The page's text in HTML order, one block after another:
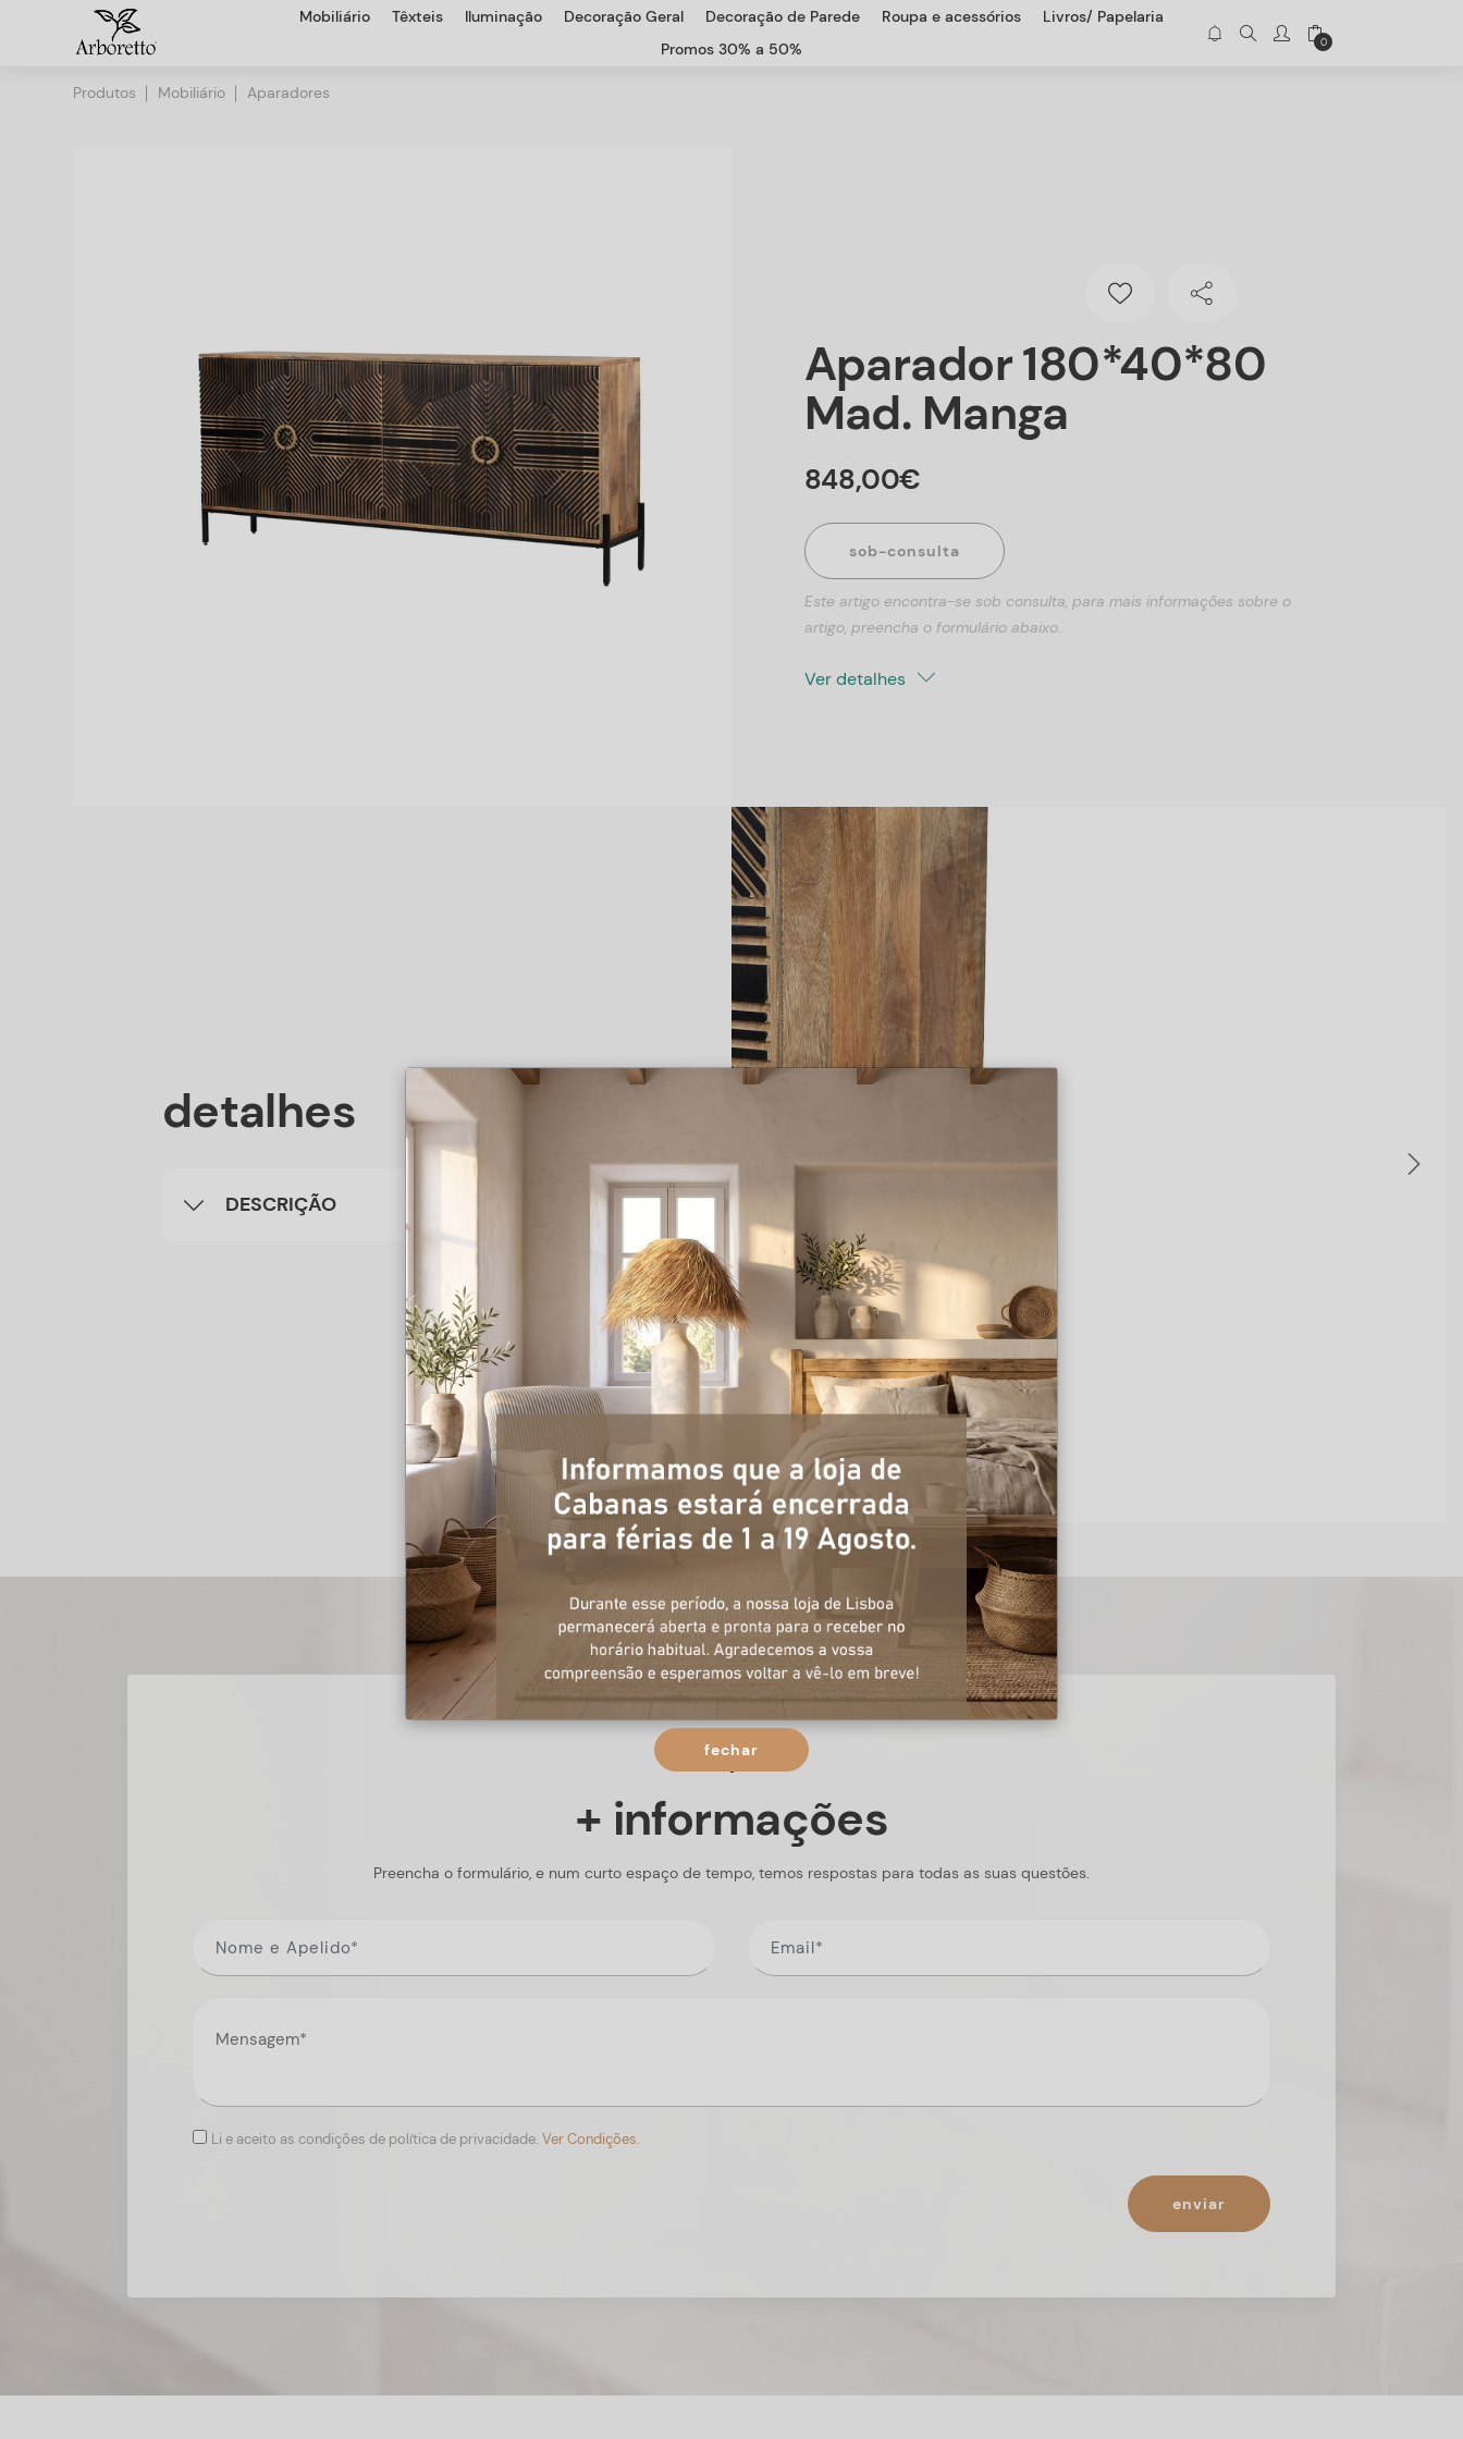
Mobiliário Têxteis Iluminação Decoração Geral Decoração de Parede Roupa e acessórios
Livros/ Papelaria
Promos 30% a 50%
0
Produtos Mobiliário Aparadores
Aparador 180*40*80
Mad. Manga
848,00€
sob-consulta
Este artigo encontra-se sob consulta, para mais informações sobre o
artigo, preencha o formulário abaixo.
Ver detalhes
detalhes
DESCRIÇÃO
+ informações
Preencha o formulário, e num curto espaço de tempo, temos respostas para todas as suas questões.
Li e aceito as condições de política de privacidade. Ver Condições.
enviar
fechar